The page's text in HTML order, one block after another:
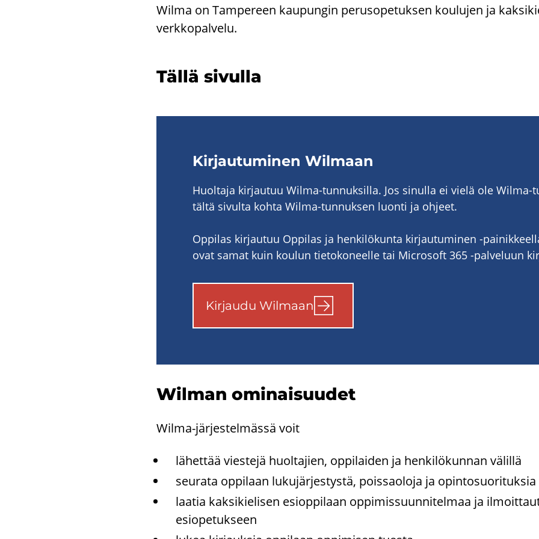
Wilma on Tam­pe­reen kau­pun­gin pe­rus­o­pe­tuk­sen kou­lu­jen ja
verk­ko­pal­ve­lu.
Tällä si­vul­la
Kir­jau­tu­mi­nen Wilmaan
Huol­ta­ja kir­jau­tuu Wilma-​tunnuksilla. Jos si­nul­la ei vielä ole Wilma-​
tältä si­vul­ta kohta Wilma-​tunnuksen luon­ti ja oh­jeet.
Op­pi­las kir­jau­tuu Op­pi­las ja hen­ki­lö­kun­ta kir­jau­tu­mi­nen -​
ovat samat kuin kou­lun tie­to­ko­neel­le tai Mic­ro­soft 365 -​palveluun
Kir­jau­du Wilmaan
Wilman omi­nai­suu­det
Wilma-​järjestelmässä voit
lä­het­tää vies­te­jä huol­ta­jien, op­pi­lai­den ja hen­ki­lö­kun­nan vä­lil­lä
seu­ra­ta op­pi­laan lu­ku­jär­jes­tys­tä, pois­sao­lo­ja ja opin­to­suo­ri­tuk­sia
laa­tia kak­si­kie­li­sen esiop­pi­laan op­pi­mis­suun­ni­tel­maa ja
esio­pe­tuk­seen